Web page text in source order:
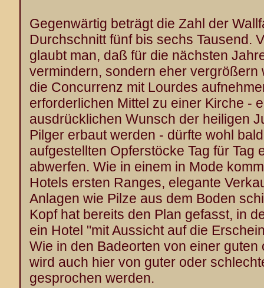
Gegenwärtig beträgt die Zahl der
Durchschnitt fünf bis sechs Tausend.
glaubt man, daß für die nächsten
vermindern, sondern eher vergrößern
die Concurrenz mit Lourdes
erforderlichen Mittel zu einer Kirche -
ausdrücklichen Wunsch der heiligen
Pilger erbaut werden - dürfte wohl
aufgestellten Opferstöcke Tag für Tag
abwerfen. Wie in einem in Mode
Hotels ersten Ranges, elegante
Anlagen wie Pilze aus dem Boden
Kopf hat bereits den Plan gefasst, in
ein Hotel "mit Aussicht auf die
Wie in den Badeorten von einer
wird auch hier von guter oder
gesprochen werden.